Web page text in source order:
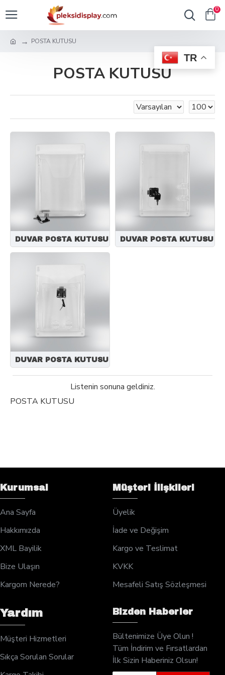
TR
0
POSTA KUTUSU
POSTA KUTUSU
DUVAR POSTA KUTUSU DUVAR POSTA KUTUSU
DUVAR POSTA KUTUSU
Listenin sonuna geldiniz.
POSTA KUTUSU
Kurumsal
Ana Sayfa
Hakkımızda
XML Bayilik
Bize Ulaşın
Kargom Nerede?
Müşteri İlişkileri
Üyelik
İade ve Değişim
Kargo ve Teslimat
KVKK
Mesafeli Satış Sözleşmesi
Yardım
Müşteri Hizmetleri
Sıkça Sorulan Sorular
Bizden Haberler
Bültenimize Üye Olun !
Tüm İndirim ve Fırsatlardan
İlk Sizin Haberiniz Olsun!